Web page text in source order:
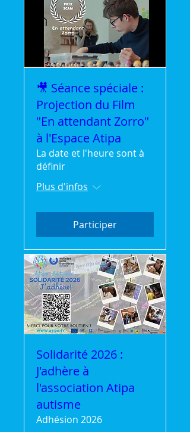
🎥 Séance spéciale :
Projection du Film
"En attendant Zorro"
à l'Espace Atipa
La date et l'heure sont à
définir
Plus d'infos
Participer
Solidarité 2026 :
J'adhère à
l'association Atipa
autisme
Adhésion 2026